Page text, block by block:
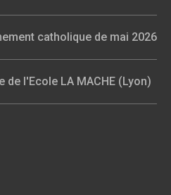
catholique de mai 2026
de l'Ecole LA MACHE (Lyon)